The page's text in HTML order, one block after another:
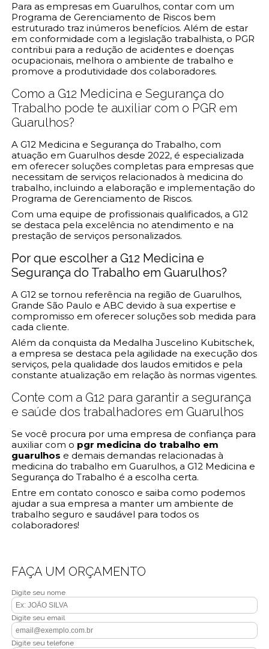
Para as empresas em Guarulhos, contar com um
Programa de Gerenciamento de Riscos bem
estruturado traz inúmeros benefícios. Além de estar
em conformidade com a legislação trabalhista, o PGR
contribui para a redução de acidentes e doenças
ocupacionais, melhora o ambiente de trabalho e
promove a produtividade dos colaboradores.
Como a G12 Medicina e Segurança do
Trabalho pode te auxiliar com o PGR em
Guarulhos?
A G12 Medicina e Segurança do Trabalho, com
atuação em Guarulhos desde 2022, é especializada
em oferecer soluções completas para empresas que
necessitam de serviços relacionados à medicina do
trabalho, incluindo a elaboração e implementação do
Programa de Gerenciamento de Riscos.
Com uma equipe de profissionais qualificados, a G12
se destaca pela excelência no atendimento e na
prestação de serviços personalizados.
Por que escolher a G12 Medicina e
Segurança do Trabalho em Guarulhos?
A G12 se tornou referência na região de Guarulhos,
Grande São Paulo e ABC devido à sua expertise e
compromisso em oferecer soluções sob medida para
cada cliente.
Além da conquista da Medalha Juscelino Kubitschek,
a empresa se destaca pela agilidade na execução dos
serviços, pela qualidade dos laudos emitidos e pela
constante atualização em relação às normas vigentes.
Conte com a G12 para garantir a segurança
e saúde dos trabalhadores em Guarulhos
Se você procura por uma empresa de confiança para
auxiliar com o pgr medicina do trabalho em
guarulhos e demais demandas relacionadas à
medicina do trabalho em Guarulhos, a G12 Medicina e
Segurança do Trabalho é a escolha certa.
Entre em contato conosco e saiba como podemos
ajudar a sua empresa a manter um ambiente de
trabalho seguro e saudável para todos os
colaboradores!
FAÇA UM ORÇAMENTO
Digite seu nome
Digite seu email
Digite seu telefone